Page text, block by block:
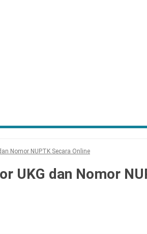
Nomor NUPTK Secara Online
UKG dan Nomor